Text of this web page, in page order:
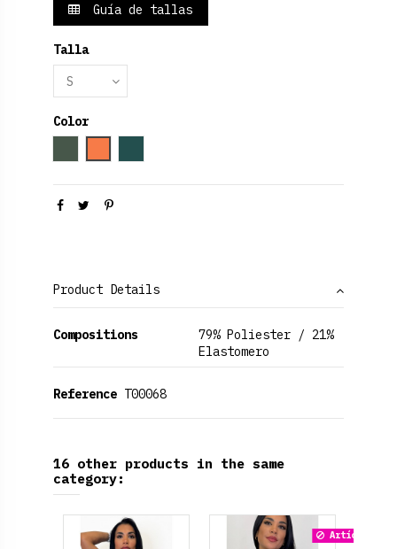
Guía de tallas
Talla
Color
Product Details
Compositions
79% Poliester / 21%
Elastomero
Reference T00068
16 other products in the same
category:
Artículo